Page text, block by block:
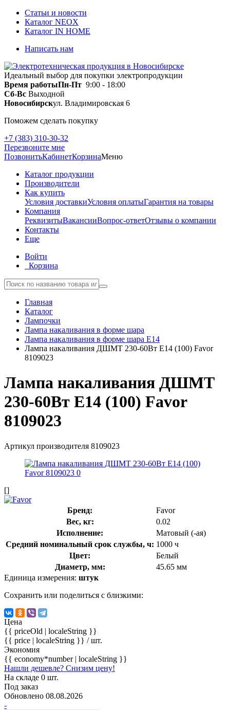
Статьи и новости
Каталог NEOX
Каталог IN HOME
Написать нам
Идеальный выбор для покупки электропродукции
Время работыПн-Пт 9:00 - 18:00
Сб-Вс Выходной
Новосибирскул. Владимировская 6
Поможем сделать покупку
+7 (383) 310-30-32
Перезвоните мне
ПозвонитьКабинетКорзинаМеню
Каталог продукции
Производители
Как купить
Условия доставкиУсловия оплатыГарантия на товары
Компания
РеквизитыВакансииВопрос-ответОтзывы о компании
Контакты
Еще
Войти
Корзина
Главная
Каталог
Лампочки
Лампа накаливания в форме шара
Лампа накаливания в форме шара E14
Лампа накаливания ДШМТ 230-60Вт E14 (100) Favor
8109023
Лампа накаливания ДШМТ
230-60Вт E14 (100) Favor
8109023
Артикул производителя 8109023
[]
Бренд:
Favor
Вес, кг:
0.02
Исполнение:
Матовый (-ая)
Средний номинальный срок службы, ч: 1000 ч
Цвет:
Белый
Диаметр, мм:
45.65 мм
Единица измерения: штук
Сохранить или поделиться с близкими:
Цена
{{ priceOld | localeString }}
{{ price | localeString }} / шт.
Экономия
{{ economy*number | localeString }}
Нашли дешевле? Снизим цену!
На складе 0 шт.
Под заказ
Обновлено 08.08.2026
-